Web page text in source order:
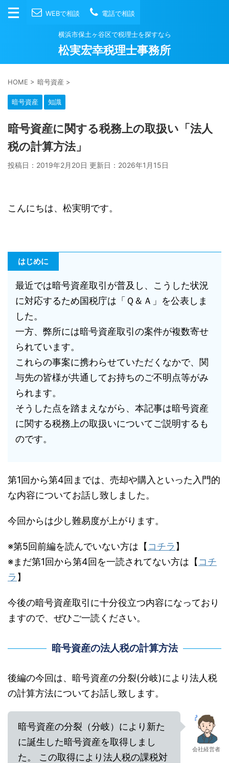
WEBで相談 電話で相談
横浜市保土ヶ谷区で税理士を探すなら
松実宏幸税理士事務所
HOME > 暗号資産 >
暗号資産 知識
暗号資産に関する税務上の取扱い「法人
税の計算方法」
投稿日：2019年2月20日 更新日： 2026年1月15日
こんにちは、松実明です。
はじめに
最近では暗号資産取引が普及し、こうした状況
に対応するため国税庁は「Ｑ＆Ａ」を公表しま
した。
一方、弊所には暗号資産取引の案件が複数寄せ
られています。
これらの事案に携わらせていただくなかで、関
与先の皆様が共通してお持ちのご不明点等がみ
られます。
そうした点を踏まえながら、本記事は暗号資産
に関する税務上の取扱いについてご説明するも
のです。
第1回から第4回までは、売却や購入といった入門的
な内容についてお話し致しました。
今回からは少し難易度が上がります。
※第5回前編を読んでいない方は【 コチラ 】
※まだ第1回から第4回を一読されてない方は【 コチ
ラ 】
今後の暗号資産取引に十分役立つ内容になっており
ますので、ぜひご一読ください。
暗号資産の法人税の計算方法
後編の今回は、暗号資産の分裂(分岐)により法人税
の計算方法についてお話し致します。
暗号資産の分裂（分岐）により新た
に誕生した暗号資産を取得しまし
た。 この取得により法人税の課税対
会社経営者